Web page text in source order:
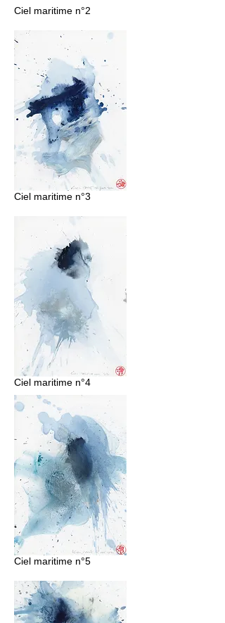
Ciel maritime n°2
Ciel maritime n°3
Ciel maritime n°4
Ciel maritime n°5